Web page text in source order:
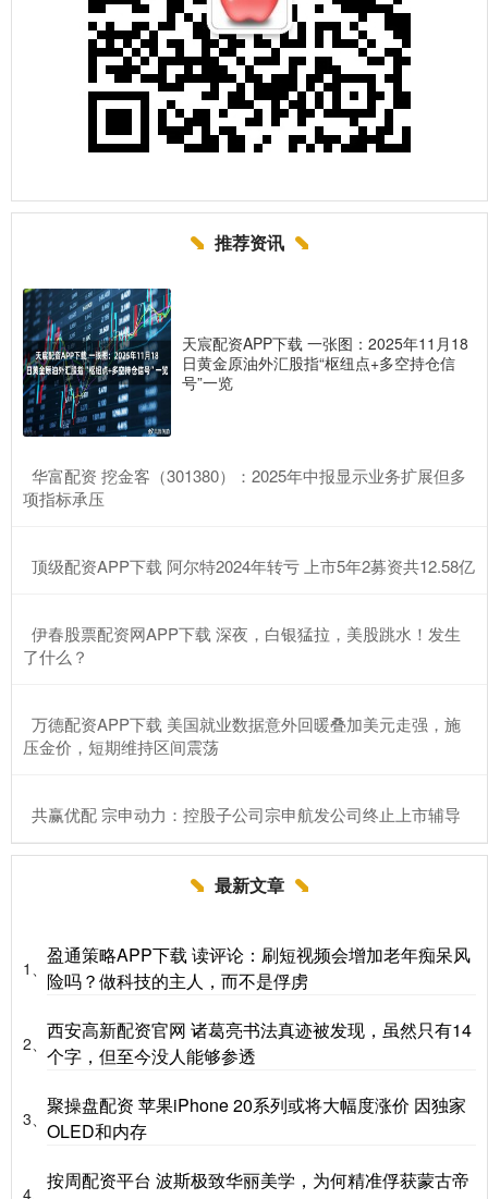
推荐资讯
天宸配资APP下载 一张图：2025年11月18
日黄金原油外汇股指“枢纽点+多空持仓信
号”一览
​华富配资 挖金客（301380）：2025年中报显示业务扩展但多
项指标承压
​顶级配资APP下载 阿尔特2024年转亏 上市5年2募资共12.58亿
​伊春股票配资网APP下载 深夜，白银猛拉，美股跳水！发生
了什么？
​万德配资APP下载 美国就业数据意外回暖叠加美元走强，施
压金价，短期维持区间震荡
​共赢优配 宗申动力：控股子公司宗申航发公司终止上市辅导
最新文章
1、
盈通策略APP下载 读评论：刷短视频会增加老年痴呆风
险吗？做科技的主人，而不是俘虏
2、
西安高新配资官网 诸葛亮书法真迹被发现，虽然只有14
个字，但至今没人能够参透
3、
聚操盘配资 苹果iPhone 20系列或将大幅度涨价 因独家
OLED和内存
4、
按周配资平台 波斯极致华丽美学，为何精准俘获蒙古帝